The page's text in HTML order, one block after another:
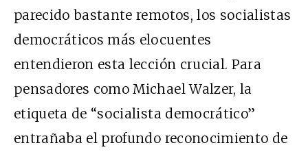
parecido bastante remotos, los socialistas
democráticos más elocuentes
entendieron esta lección crucial. Para
pensadores como Michael Walzer, la
etiqueta de “socialista democrático”
entrañaba el profundo reconocimiento de